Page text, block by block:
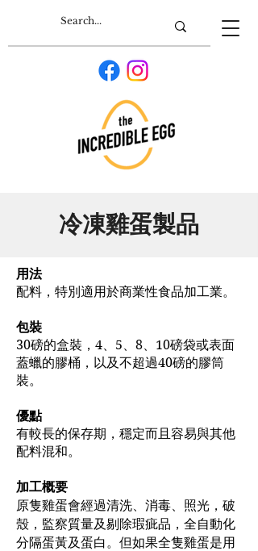
冷凍雞蛋製品
用法
配料，特別適用於商業性食品加工業。
包裝
30磅的盒裝，4、5、8、10磅袋或表面
蓋蠟的膠桶，以及不超過40磅的膠筒
裝。
優點
有較長的保存期，穩定而且容易與其他
配料混和。
加工概要
原隻雞蛋會經過清洗、消毒、照光，破
殼，監察質量及剔除瑕疵品，全自動化
分隔蛋黃及蛋白。但如果全隻雞蛋是用